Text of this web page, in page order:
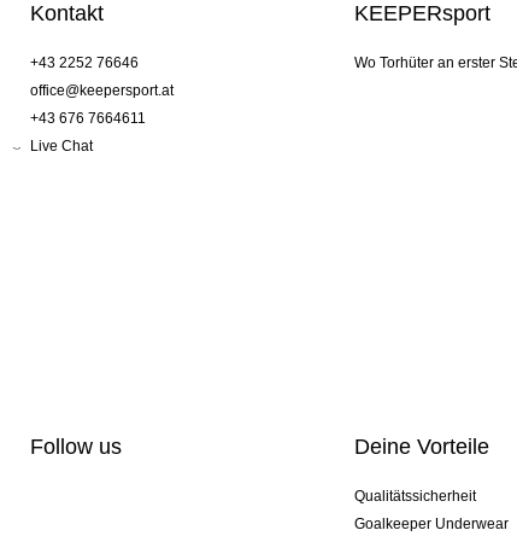
Kontakt
+43 2252 76646
office@keepersport.at
+43 676 7664611
Live Chat
KEEPERsport
Wo Torhüter an erster
Follow us Deine Vorteile
Qualitätssicherheit
Goalkeeper Underwear